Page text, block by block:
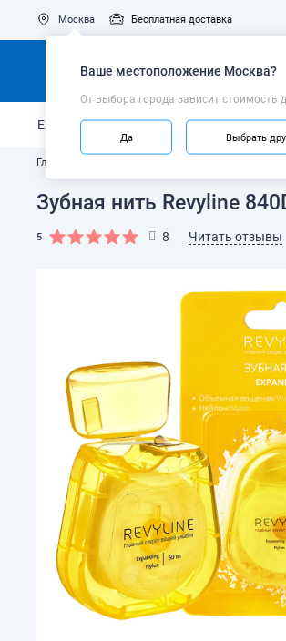
Москва
Ваше местоположение Москва?
От выбора города зависит стоимость
Да Выбрать
Бесплатная доставка
Ежедневный уход Укрепление эмали
Главная
Зубная нить Revyline
5 8 Читать отзывы